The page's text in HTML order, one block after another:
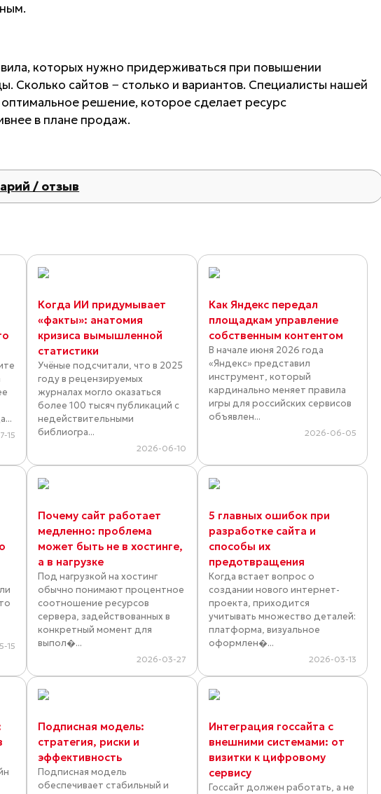
которых нужно придерживаться при повышении
Сколько сайтов − столько и вариантов. Специалисты нашей
решение, которое сделает ресурс
в плане продаж.
/ отзыв
15
Когда ИИ придумывает
«факты»: анатомия
кризиса вымышленной
статистики
Учёные подсчитали, что в 2025
году в рецензируемых
журналах могло оказаться
более 100 тысяч публикаций с
недействительными
библиогра...
2026-06-10
Как Яндекс передал
площадкам управление
собственным контентом
В начале июня 2026 года
«Яндекс» представил
инструмент, который
кардинально меняет правила
игры для российских сервисов
объявлен...
2026-06-05
15
Почему сайт работает
медленно: проблема
может быть не в хостинге,
а в нагрузке
Под нагрузкой на хостинг
обычно понимают процентное
соотношение ресурсов
сервера, задействованных в
конкретный момент для
выпол�...
2026-03-27
5 главных ошибок при
разработке сайта и
способы их
предотвращения
Когда встает вопрос о
создании нового интернет-
проекта, приходится
учитывать множество деталей:
платформа, визуальное
оформлен�...
2026-03-13
Подписная модель:
стратегия, риски и
эффективность
Подписная модель
обеспечивает стабильный и
Интеграция госсайта с
внешними системами: от
визитки к цифровому
сервису
Госсайт должен работать, а не